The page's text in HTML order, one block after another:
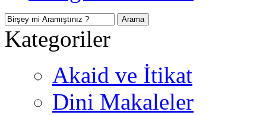
Kategoriler
Akaid ve İtikat
Dini Makaleler